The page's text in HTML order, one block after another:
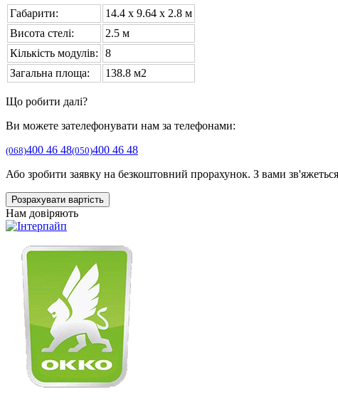
Габарити:
14.4 х 9.64 x 2.8 м
Висота стелі:
2.5 м
Кількість модулів:
8
Загальна площа:
138.8 м2
Що робити далі?
Ви можете зателефонувати нам за телефонами:
(068)400 46 48(050)400 46 48
Або зробити заявку на безкоштовний прорахунок. З вами
Розрахувати вартість
Нам довіряють